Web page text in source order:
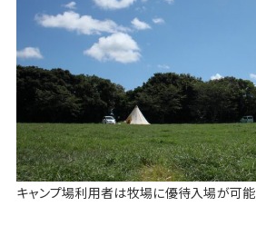
キャンプ場利用者は牧場に優待入場が可能